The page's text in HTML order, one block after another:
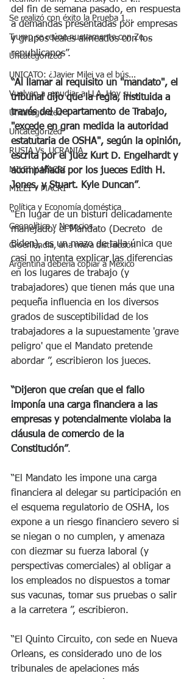
Se realizó con éxito la Prueba 1...
Trump se reúne nuevamente con Ze...
Uncategorized
UNICATO: ¿Javier Milei va el bús...
Vuelven a repudiar a LLA. Hoy su...
Uncategorized
Uncategorized
RUSIA Vs. UCRANIA
MILEI Y MACRI
MILEI Y MACRI
Política y Economía doméstica
Geopolítica y Negocios
Groenlandia, una mera distracción
Argentina debería copiar a México
del fin de semana pasado, en respuesta
a demandas presentadas por empresas
y grupos leales alineados con los
republicanos”.
“Al llamar al requisito un "mandato", el
tribunal dijo que la regla, instituida a
través del Departamento de Trabajo,
"excede en gran medida la autoridad
estatutaria de OSHA", según la opinión,
escrita por el juez Kurt D. Engelhardt y
acompañada por los jueces Edith H.
Jones, y Stuart. Kyle Duncan”.
“En lugar de un bisturí delicadamente
manejado, el Mandato (Decreto  de
Biden), es un mazo de talla única que
casi no intenta explicar las diferencias
en los lugares de trabajo (y
trabajadores) que tienen más que una
pequeña influencia en los diversos
grados de susceptibilidad de los
trabajadores a la supuestamente 'grave
peligro' que el Mandato pretende
abordar ”, escribieron los jueces.
“Dijeron que creían que el fallo
imponía una carga financiera a las
empresas y potencialmente violaba la
cláusula de comercio de la
Constitución”.
“El Mandato les impone una carga
financiera al delegar su participación en
el esquema regulatorio de OSHA, los
expone a un riesgo financiero severo si
se niegan o no cumplen, y amenaza
con diezmar su fuerza laboral (y
perspectivas comerciales) al obligar a
los empleados no dispuestos a tomar
sus vacunas, tomar sus pruebas o salir
a la carretera ”, escribieron.
“El Quinto Circuito, con sede en Nueva
Orleans, es considerado uno de los
tribunales de apelaciones más